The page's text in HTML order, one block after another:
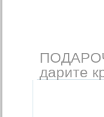
дарите